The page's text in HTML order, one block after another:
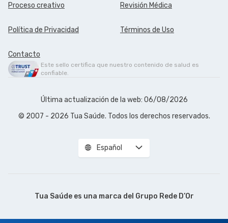
Proceso creativo Revisión Médica
Política de Privacidad Términos de Uso
Contacto
Este sello certifica que nuestro contenido de salud es
confiable.
Última actualización de la web: 06/08/2026
© 2007 - 2026 Tua Saúde. Todos los derechos reservados.
Español
Tua Saúde es una marca del Grupo Rede D’Or